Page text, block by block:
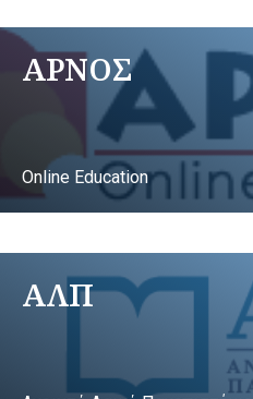
ΑΡΝΟΣ
Online Education
ΑΛΠ